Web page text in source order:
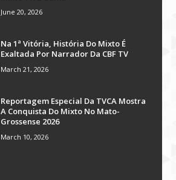
June 20, 2026
Na 1ª Vitória, História Do Mixto É
Exaltada Por Narrador Da CBF TV
March 21, 2026
Reportagem Especial Da TVCA Mostra
A Conquista Do Mixto No Mato-
Grossense 2026
March 10, 2026